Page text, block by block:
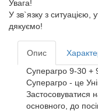
Увага!
У зв`язку з ситуацією,
дякуємо!
Опис
Суперагро 9-30 +
Суперагро - це
Застосовуватися
основного, до